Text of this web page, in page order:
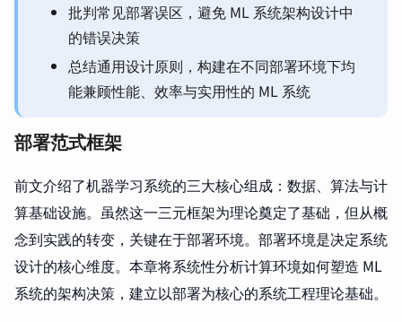
批判常见部署误区，避免 ML 系统架构设计中
的错误决策
总结通用设计原则，构建在不同部署环境下均
能兼顾性能、效率与实用性的 ML 系统
部署范式框架
前文介绍了机器学习系统的三大核心组成：数据、算法与计
算基础设施。虽然这一三元框架为理论奠定了基础，但从概
念到实践的转变，关键在于部署环境。部署环境是决定系统
设计的核心维度。本章将系统性分析计算环境如何塑造 ML
系统的架构决策，建立以部署为核心的系统工程理论基础。